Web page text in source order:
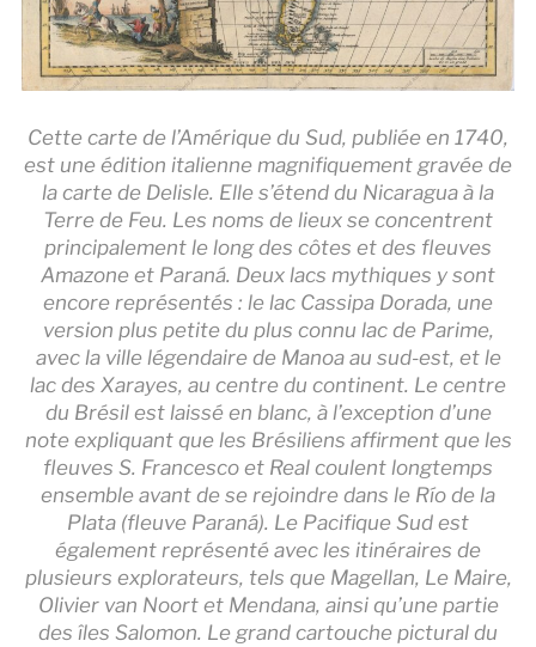
Cette carte de l’Amérique du Sud, publiée en 1740,
est une édition italienne magnifiquement gravée de
la carte de Delisle. Elle s’étend du Nicaragua à la
Terre de Feu. Les noms de lieux se concentrent
principalement le long des côtes et des fleuves
Amazone et Paraná. Deux lacs mythiques y sont
encore représentés : le lac Cassipa Dorada, une
version plus petite du plus connu lac de Parime,
avec la ville légendaire de Manoa au sud-est, et le
lac des Xarayes, au centre du continent. Le centre
du Brésil est laissé en blanc, à l’exception d’une
note expliquant que les Brésiliens affirment que les
fleuves S. Francesco et Real coulent longtemps
ensemble avant de se rejoindre dans le Río de la
Plata (fleuve Paraná). Le Pacifique Sud est
également représenté avec les itinéraires de
plusieurs explorateurs, tels que Magellan, Le Maire,
Olivier van Noort et Mendana, ainsi qu’une partie
des îles Salomon. Le grand cartouche pictural du